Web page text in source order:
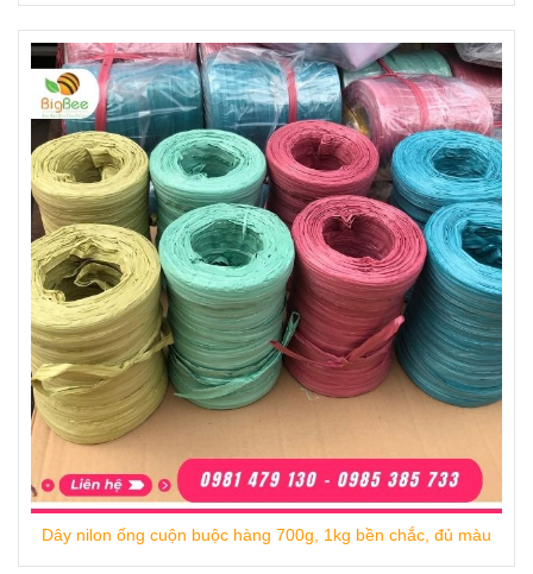
Dây nilon ống cuộn buộc hàng 700g, 1kg bền chắc, đủ màu